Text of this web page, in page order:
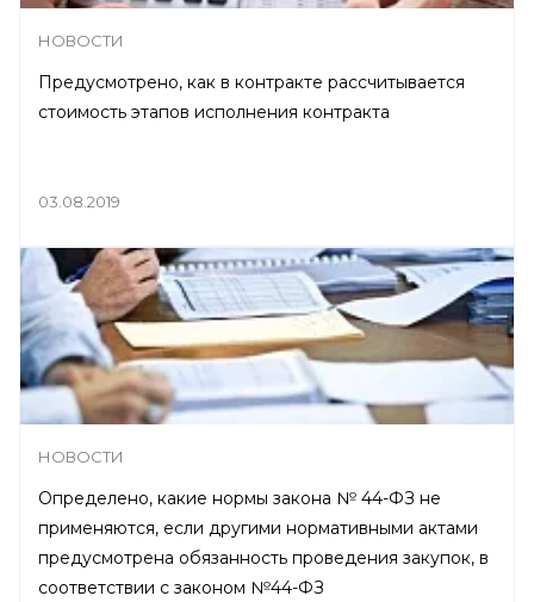
НОВОСТИ
Предусмотрено, как в контракте рассчитывается
стоимость этапов исполнения контракта
03.08.2019
НОВОСТИ
Определено, какие нормы закона № 44-ФЗ не
применяются, если другими нормативными актами
предусмотрена обязанность проведения закупок, в
соответствии с законом №44-ФЗ